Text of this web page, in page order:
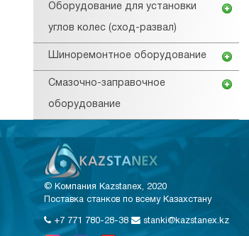
Оборудование для установки
углов колес (сход-развал)
Шиноремонтное оборудование
Смазочно-заправочное
оборудование
© Компания Kazstanex, 2020
Поставка станков по всему Казахстану
+7 771 780-28-38 stanki@kazstanex.kz